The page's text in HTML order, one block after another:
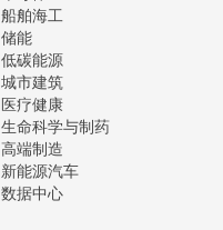
船舶海工
储能
低碳能源
城市建筑
医疗健康
生命科学与制药
高端制造
新能源汽车
数据中心